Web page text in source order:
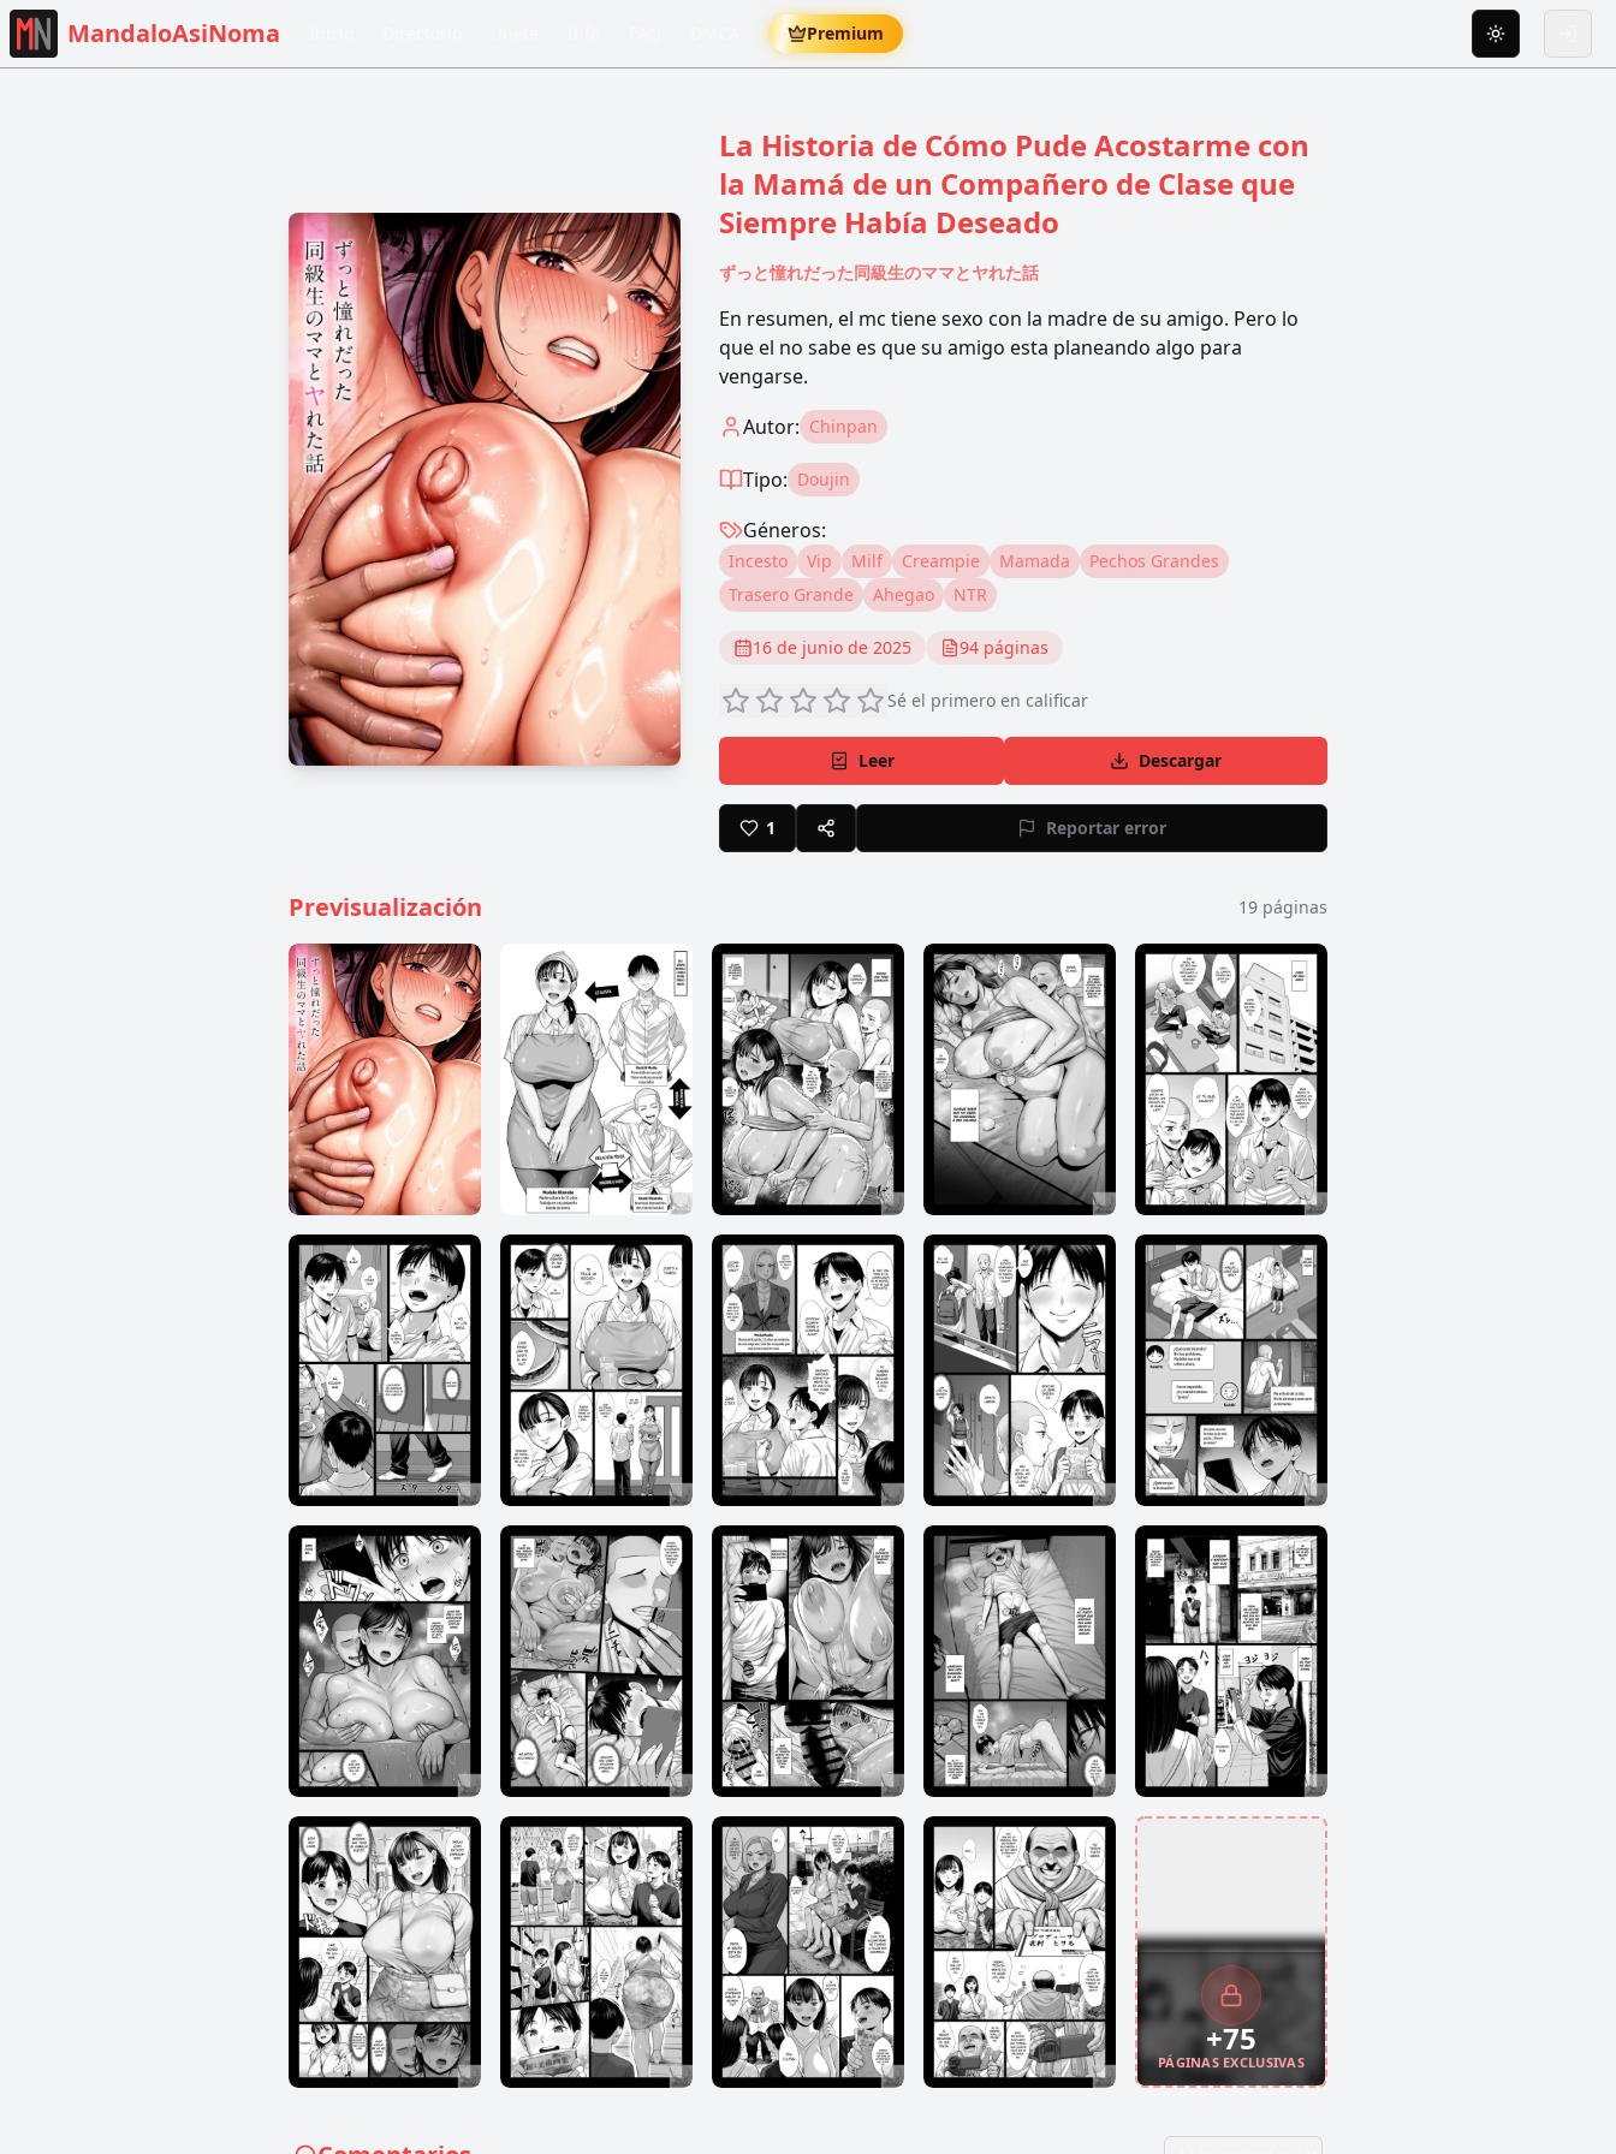
MandaloAsiNoma Premium Toggle theme
La Historia de Cómo Pude Acostarme con
la Mamá de un Compañero de Clase que
Siempre Había Deseado
ずっと憧れだった同級生のママとヤれた話
En resumen, el mc tiene sexo con la madre de su amigo. Pero lo
que el no sabe es que su amigo esta planeando algo para
vengarse.
Autor: Chinpan
Tipo: Doujin
Géneros:
Incesto Vip Milf Creampie Mamada
Pechos Grandes
Trasero Grande
Ahegao NTR
16 de junio de 2025 94 páginas
Sé el primero en calificar
Leer Descargar
1 Reportar error
Previsualización 19 páginas
+75
PÁGINAS EXCLUSIVAS
TOCA PARA